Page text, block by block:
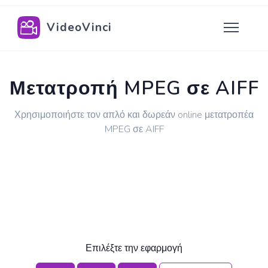
VideoVinci
Μετατροπή MPEG σε AIFF
Χρησιμοποιήστε τον απλό και δωρεάν online μετατροπέα
MPEG σε AIFF
Επιλέξτε την εφαρμογή